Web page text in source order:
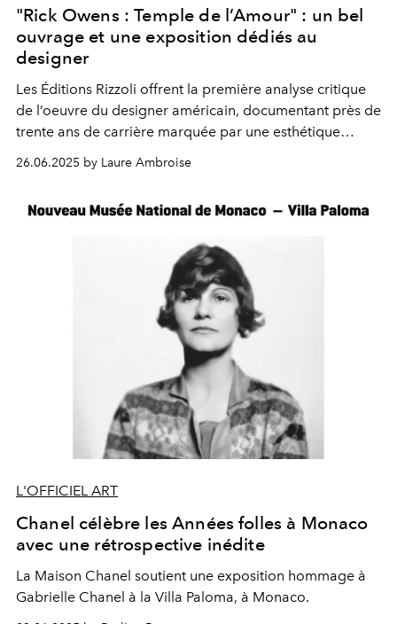
"Rick Owens : Temple de l’Amour" : un bel
ouvrage et une exposition dédiés au
designer
Les Éditions Rizzoli offrent la première analyse critique
de l’oeuvre du designer américain, documentant près de
trente ans de carrière marquée par une esthétique
radicale et subversive qui accompagne une sublime
rétrospective de l'artiste au Palais Galliera.
26.06.2025 by Laure Ambroise
L'OFFICIEL ART
Chanel célèbre les Années folles à Monaco
avec une rétrospective inédite
La Maison Chanel soutient une exposition hommage à
Gabrielle Chanel à la Villa Paloma, à Monaco.